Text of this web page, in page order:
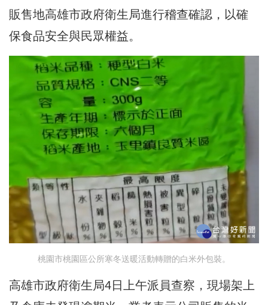
販售地高雄市政府衛生局進行稽查確認，以確
保食品安全與民眾權益。
桃園市桃園區公所寒冬送暖活動轉贈的白米外包裝。
高雄市政府衛生局4日上午派員查察，現場架上